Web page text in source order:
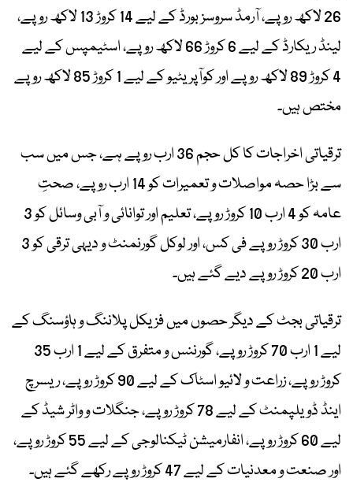
26 لاکھ روپے، آرمڈ سروسز بورڈ کے لیے 14 کروڑ 13 لاکھ روپے،
لینڈ ریکارڈ کے لیے 6 کروڑ 66 لاکھ روپے، اسٹیمپس کے لیے
4 کروڑ 89 لاکھ روپے اور کوآپریٹیو کے لیے 1 کروڑ 85 لاکھ روپے
مختص ہیں۔
ترقیاتی اخراجات کا کل حجم 36 ارب روپے ہے، جس میں سب
سے بڑا حصہ مواصلات و تعمیرات کو 14 ارب روپے، صحتِ
عامہ کو 4 ارب 10 کروڑ روپے، تعلیم اور توانائی و آبی وسائل کو 3
ارب 30 کروڑ روپے فی کس، اور لوکل گورنمنٹ و دیہی ترقی کو 3
ارب 20 کروڑ روپے دیے گئے ہیں۔
ترقیاتی بجٹ کے دیگر حصوں میں فزیکل پلاننگ و ہاؤسنگ کے
لیے 1 ارب 70 کروڑ روپے، گورننس و متفرق کے لیے 1 ارب 35
کروڑ روپے، زراعت و لائیو اسٹاک کے لیے 90 کروڑ روپے، ریسرچ
اینڈ ڈویلپمنٹ کے لیے 78 کروڑ روپے، جنگلات و واٹر شیڈ کے
لیے 60 کروڑ روپے، انفارمیشن ٹیکنالوجی کے لیے 55 کروڑ روپے،
اور صنعت و معدنیات کے لیے 47 کروڑ روپے رکھے گئے ہیں۔